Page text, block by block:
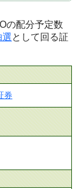
の配分予定数
選として回る証
券